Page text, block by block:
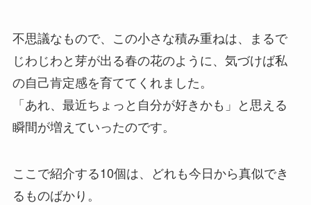
不思議なもので、この小さな積み重ねは、まるで
じわじわと芽が出る春の花のように、気づけば私
の自己肯定感を育ててくれました。
「あれ、最近ちょっと自分が好きかも」と思える
瞬間が増えていったのです。
ここで紹介する10個は、どれも今日から真似でき
るものばかり。